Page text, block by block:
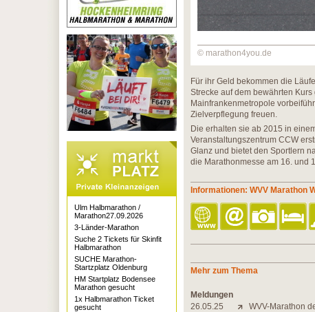
© marathon4you.de
Für ihr Geld bekommen die
Strecke auf dem bewährten
Mainfrankenmetropole
Zielverpflegung freuen.
Die erhalten sie ab 2015 in
Veranstaltungszentrum CCW
Glanz und bietet den Sportlern
die Marathonmesse am 16. und
Informationen: WVV Marathon
Mehr zum Thema
Meldungen
26.05.25
WVV-Marathon
Ulm Halbmarathon /
Marathon27.09.2026
3-Länder-Marathon
Suche 2 Tickets für Skinfit
Halbmarathon
SUCHE Marathon-
Startzplatz Oldenburg
HM Startplatz Bodensee
Marathon gesucht
1x Halbmarathon Ticket
gesucht